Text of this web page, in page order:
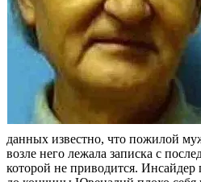
данных известно, что пожилой
возле него лежала записка с
которой не приводится. Инсайдер